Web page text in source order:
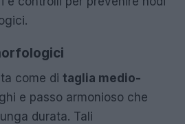
come di taglia medio-
e passo armonioso che
durata. Tali